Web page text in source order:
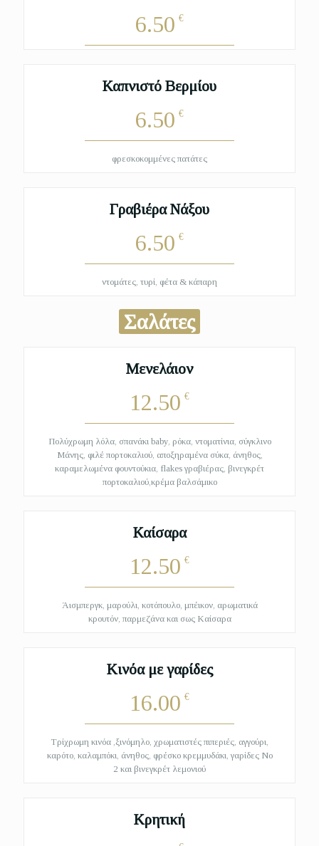
6.50 €
Καπνιστό Βερμίου
6.50 €
φρεσκοκομμένες πατάτες
Γραβιέρα Νάξου
6.50 €
ντομάτες, τυρί, φέτα & κάπαρη
Σαλάτες
Μενελάιον
12.50 €
Πολύχρωμη λόλα, σπανάκι baby, ρόκα, ντοματίνια, σύγκλινο
Μάνης, φιλέ πορτοκαλιού, αποξηραμένα σύκα, άνηθος,
καραμελωμένα φουντούκια, flakes γραβιέρας, βινεγκρέτ
πορτοκαλιού,κρέμα βαλσάμικο
Καίσαρα
12.50 €
Άισμπεργκ, μαρούλι, κοτόπουλο, μπέικον, αρωματικά
κρουτόν, παρμεζάνα και σως Kαίσαρα
Κινόα με γαρίδες
16.00 €
Τρίχρωμη κινόα ,ξινόμηλο, χρωματιστές πιπεριές, αγγούρι,
καρότο, καλαμπόκι, άνηθος, φρέσκο κρεμμυδάκι, γαρίδες Νο
2 και βινεγκρέτ λεμονιού
Κρητική